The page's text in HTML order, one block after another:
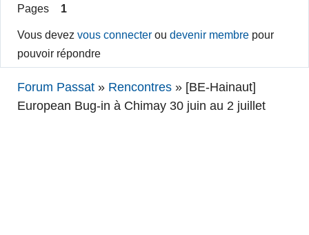
Pages 1
Vous devezvous connecter oudevenir membre pour
pouvoir répondre
Forum Passat » Rencontres » [BE-Hainaut]
European Bug-in à Chimay 30 juin au 2 juillet